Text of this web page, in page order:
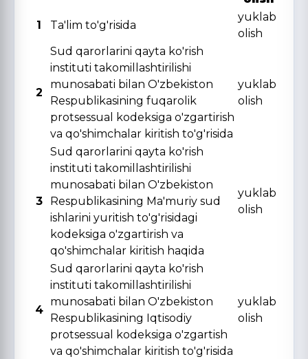
1
Ta'lim to'g'risida
yuklab
olish
2
Sud qarorlarini qayta ko'rish
instituti takomillashtirilishi
munosabati bilan O'zbekiston
Respublikasining fuqarolik
protsessual kodeksiga o'zgartirish
va qo'shimchalar kiritish to'g'risida
yuklab
olish
3
Sud qarorlarini qayta ko'rish
instituti takomillashtirilishi
munosabati bilan O'zbekiston
Respublikasining Ma'muriy sud
ishlarini yuritish to'g'risidagi
kodeksiga o'zgartirish va
qo'shimchalar kiritish haqida
yuklab
olish
4
Sud qarorlarini qayta ko'rish
instituti takomillashtirilishi
munosabati bilan O'zbekiston
Respublikasining Iqtisodiy
protsessual kodeksiga o'zgartish
va qo'shimchalar kiritish to'g'risida
yuklab
olish